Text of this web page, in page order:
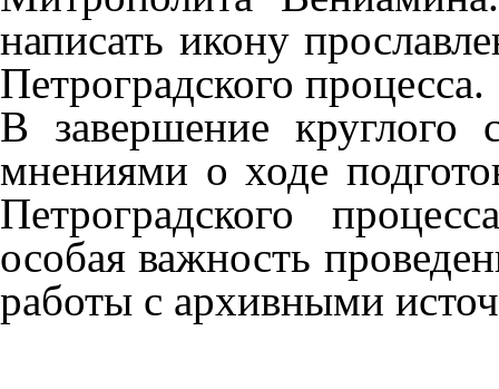
написать икону
Петроградского процесса.
В завершение круглого
мнениями о ходе
Петроградского
особая важность
работы с архивными